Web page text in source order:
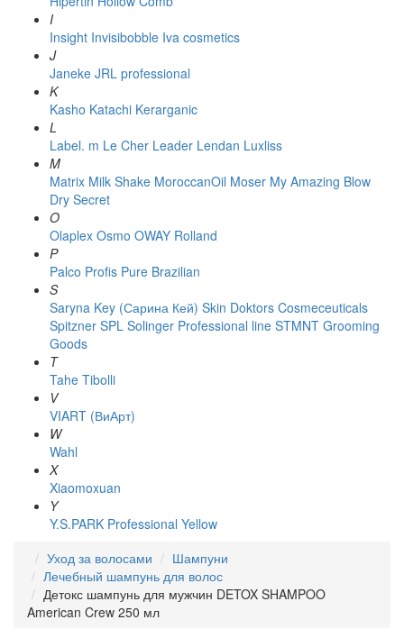
I
Insight Invisibobble Iva cosmetics
J
Janeke JRL professional
K
Kasho Katachi Kerarganic
L
Label. m Le Cher Leader Lendan Luxliss
M
Matrix Milk Shake MoroccanOil Moser My Amazing Blow
Dry Secret
O
Olaplex Osmo OWAY Rolland
P
Palco Profis Pure Brazilian
S
Saryna Key (Сарина Кей) Skin Doktors Cosmeceuticals
Spitzner SPL Solinger Professional line STMNT Grooming
Goods
T
Tahe Tibolli
V
VIART (ВиАрт)
W
Wahl
X
Xiaomoxuan
Y
Y.S.PARK Professional Yellow
Уход за волосами
Шампуни
Лечебный шампунь для волос
Детокс шампунь для мужчин DETOX SHAMPOO
American Crew 250 мл